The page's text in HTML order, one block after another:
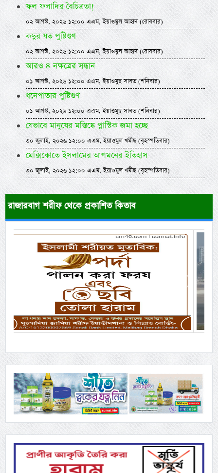
ফল ফলাদির বৈচিত্রতা!
০২ আগস্ট, ২০২৬ ১২:০০ এএম, ইয়াওমুল আহাদ (রোববার)
কদুর যত পুষ্টিগুণ
০২ আগস্ট, ২০২৬ ১২:০০ এএম, ইয়াওমুল আহাদ (রোববার)
আরও ৪ নক্ষত্রের সন্ধান
০১ আগস্ট, ২০২৬ ১২:০০ এএম, ইয়াওমুছ সাবত (শনিবার)
ধনেপাতার পুষ্টিগুণ
০১ আগস্ট, ২০২৬ ১২:০০ এএম, ইয়াওমুছ সাবত (শনিবার)
যেভাবে মানুষের মস্তিষ্কে প্লাস্টিক জমা হচ্ছে
৩০ জুলাই, ২০২৬ ১২:০০ এএম, ইয়াওমুল খমীছ (বৃহস্পতিবার)
মেক্সিকোতে ইসলামের আগমনের ইতিহাস
৩০ জুলাই, ২০২৬ ১২:০০ এএম, ইয়াওমুল খমীছ (বৃহস্পতিবার)
রাজারবাগ শরীফ থেকে প্রকাশিত কিতাব
Next